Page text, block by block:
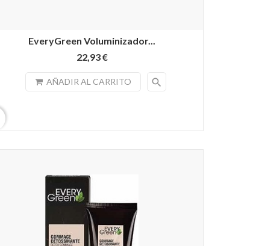
EveryGreen Voluminizador...
22,93 €
AÑADIR AL CARRITO search